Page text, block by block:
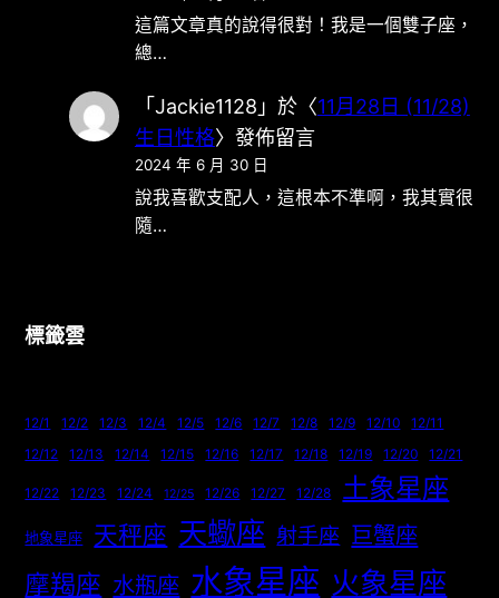
這篇文章真的說得很對！我是一個雙子座，
總…
「 Jackie1128 」於〈11月28日 (11/28)
生日性格〉發佈留言
2024 年 6 月 30 日
說我喜歡支配人，這根本不準啊，我其實很
隨…
標籤雲
12/1 12/2 12/3 12/4 12/5 12/6 12/7 12/8 12/9 12/10
12/11
12/12
12/13 12/14 12/15 12/16 12/17 12/18 12/19 12/20 12/21
12/22 12/23 12/24 12/25 12/26 12/27 12/28 土象星座
地象星座 天秤座 天蠍座 射手座 巨蟹座
摩羯座 水瓶座 水象星座 火象星座